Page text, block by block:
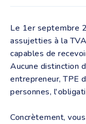
Le 1er septembre
assujetties à la
capables de
Aucune distinction
entrepreneur, TPE
personnes,
Concrètement,